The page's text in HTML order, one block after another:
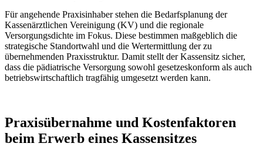
Für angehende Praxisinhaber stehen die Bedarfsplanung der
Kassenärztlichen Vereinigung (KV) und die regionale
Versorgungsdichte im Fokus. Diese bestimmen maßgeblich die
strategische Standortwahl und die Wertermittlung der zu
übernehmenden Praxisstruktur. Damit stellt der Kassensitz sicher,
dass die pädiatrische Versorgung sowohl gesetzeskonform als auch
betriebswirtschaftlich tragfähig umgesetzt werden kann.
Praxisübernahme und Kostenfaktoren
beim Erwerb eines Kassensitzes